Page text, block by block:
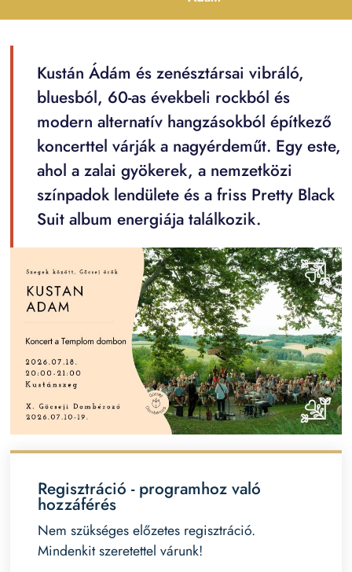
Kustán Ádám és zenésztársai vibráló,
bluesból, 60-as évekbeli rockból és
modern alternatív hangzásokból építkező
koncerttel várják a nagyérdeműt. Egy este,
ahol a zalai gyökerek, a nemzetközi
színpadok lendülete és a friss Pretty Black
Suit album energiája találkozik.
Regisztráció - programhoz való
hozzáférés
Nem szükséges előzetes regisztráció.
Mindenkit szeretettel várunk!